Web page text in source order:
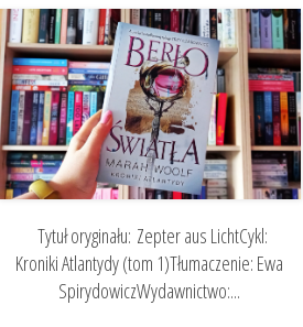
Tytuł oryginału: Zepter aus LichtCykl:
Kroniki Atlantydy (tom 1)Tłumaczenie: Ewa
SpirydowiczWydawnictwo:...